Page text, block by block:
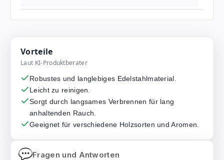
Vorteile
Laut KI-Produktberater
Robustes und langlebiges Edelstahlmaterial.
Leicht zu reinigen.
Sorgt durch langsames Verbrennen für lang
anhaltenden Rauch.
Geeignet für verschiedene Holzsorten und Aromen.
Fragen und Antworten